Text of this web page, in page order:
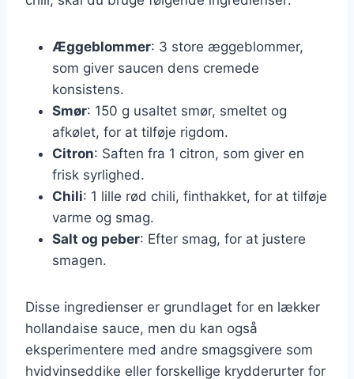
Æggeblommer: 3 store æggeblommer,
som giver saucen dens cremede
konsistens.
Smør: 150 g usaltet smør, smeltet og
afkølet, for at tilføje rigdom.
Citron: Saften fra 1 citron, som giver en
frisk syrlighed.
Chili: 1 lille rød chili, finthakket, for at tilføje
varme og smag.
Salt og peber: Efter smag, for at justere
smagen.
Disse ingredienser er grundlaget for en lækker
hollandaise sauce, men du kan også
eksperimentere med andre smagsgivere som
hvidvinseddike eller forskellige krydderurter for